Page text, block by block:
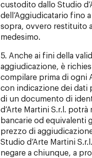
custodito dallo Studio
dell’Aggiudicatario fino
sopra, ovvero restituito
medesimo.
5. Anche ai fini della
aggiudicazione, è
compilare prima di ogni
con indicazione dei dati
di un documento di
d’Arte Martini S.r.l.
bancarie od equivalenti
prezzo di
Studio d’Arte Martini
negare a chiunque, a